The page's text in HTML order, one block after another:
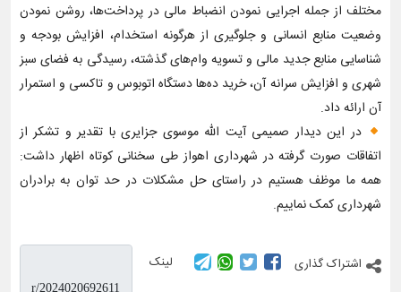
مختلف از جمله اجرایی نمودن انضباط مالی در پرداخت‌ها، روشن نمودن
وضعیت منابع انسانی و جلوگیری از هرگونه استخدام، افزایش بودجه و
شناسایی منابع جدید مالی و تسویه وام‌های گذشته، رسیدگی به فضای سبز
شهری و افزایش سرانه آن، خرید ده‌ها دستگاه اتوبوس و تاکسی و استمرار
آن ارائه داد.
در این دیدار صمیمی آیت الله موسوی جزایری با تقدیر و تشکر از
اتفاقات صورت گرفته در شهرداری اهواز طی سخنانی کوتاه اظهار داشت:
همه ما موظف هستیم در راستای حل مشکلات در حد توان به برادران
شهرداری کمک نماییم.
اشتراک گذاری لینک